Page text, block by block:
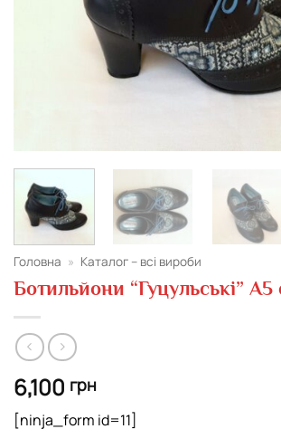
Головна » Каталог – всі вироби
Ботильйони “Гуцульські” А5
6,100 грн
[ninja_form id=11]